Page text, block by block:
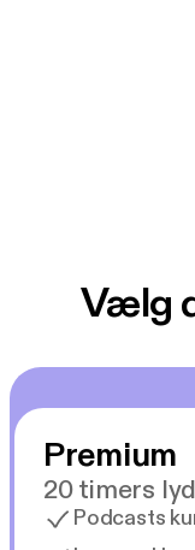
Vælg
Premium
20 timers
Podcasts